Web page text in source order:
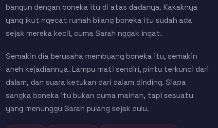
bangun dengan boneka itu di atas dadanya. Kakaknya
yang ikut ngecat rumah bilang boneka itu sudah ada
sejak mereka kecil, cuma Sarah nggak ingat.
Semakin dia berusaha membuang boneka itu, semakin
aneh kejadiannya. Lampu mati sendiri, pintu terkunci dari
dalam, dan suara ketukan dari dalam dinding. Siapa
sangka boneka itu bukan cuma mainan, tapi sesuatu
yang menunggu Sarah pulang sejak dulu.